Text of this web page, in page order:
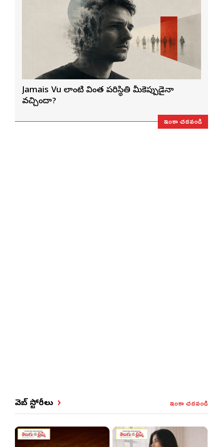
Jamais Vu లాంటి వింత పరిస్థితి మీకెప్పుడైనా
వచ్చిందా?
ఇంకా చదవండి
వెబ్ స్టోరీలు ఇంకా చదవండి